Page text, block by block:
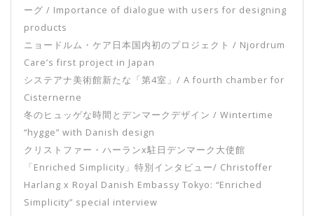
ーグ / Importance of dialogue with users for designing
products
ニョードルム・ケア日本国内初のプロジェクト / Njordrum
Care’s first project in Japan
システアナ美術館新たな「第4室」/ A fourth chamber for
Cisternerne
冬のヒュッゲな時間とデンマークデザイン / Wintertime
“hygge” with Danish design
クリストファー・ハーランx駐日デンマーク大使館
「Enriched Simplicity」特別インタビュー/ Christoffer
Harlang x Royal Danish Embassy Tokyo: “Enriched
Simplicity” special interview